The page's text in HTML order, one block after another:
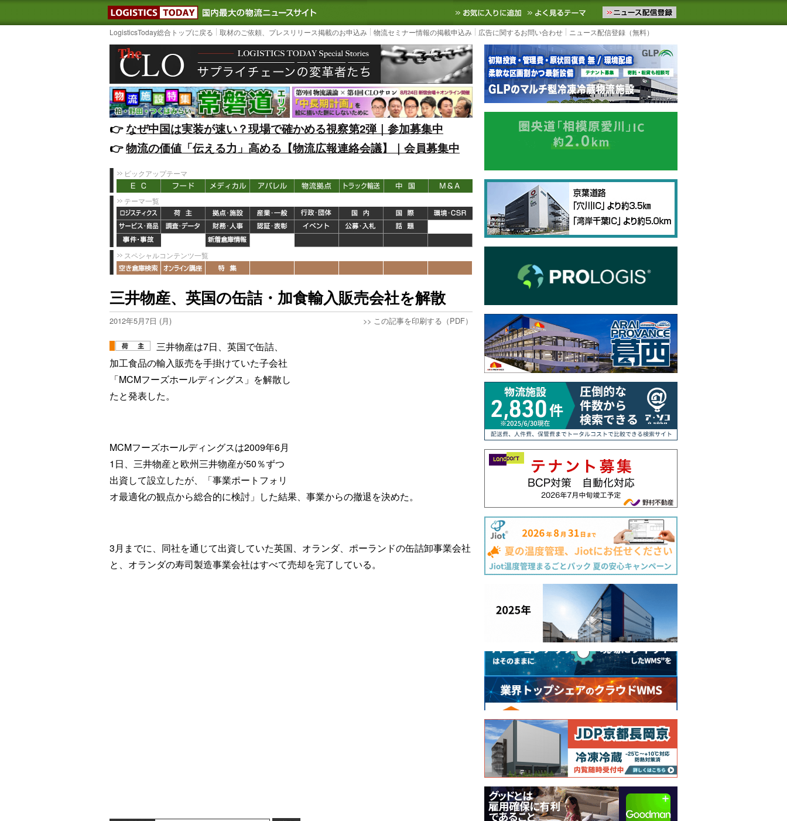
LOGISTICS TODAY｜国内最大の物流ニュースサイト3PL, SCMなど国内外の最新の物流ニュースをお届けします。物流ニュースメール配信を登録す
お気に入りに追加 よく見るテーマ
LogisticsToday総合トップに戻る 取材のご依頼、プレスリリース掲載のお申込み 物流セミナー情報の掲載申込み 広告に関するお問い合わせ ニュース配信登録（無料）
👉️なぜ中国は実装が速い？現場で確かめる視察第2弾｜参加募集中
👉️物流の価値「伝える力」高める【物流広報連絡会議】｜会員募集中
ピックアップテーマ
テーマ一覧
スペシャルコンテンツ一覧
三井物産、英国の缶詰・加食輸入販売会社を解散
2012年5月7日 (月) >> この記事を印刷する（PDF）
三井物産は7日、英国で缶詰、
加工食品の輸入販売を手掛けていた子会社
「MCMフーズホールディングス」を解散し
たと発表した。
MCMフーズホールディングスは2009年6月
1日、三井物産と欧州三井物産が50％ずつ
出資して設立したが、「事業ポートフォリ
オ最適化の観点から総合的に検討」した結果、事業からの撤退を決めた。
3月までに、同社を通じて出資していた英国、オランダ、ポーランドの缶詰卸事業会社
と、オランダの寿司製造事業会社はすべて売却を完了している。